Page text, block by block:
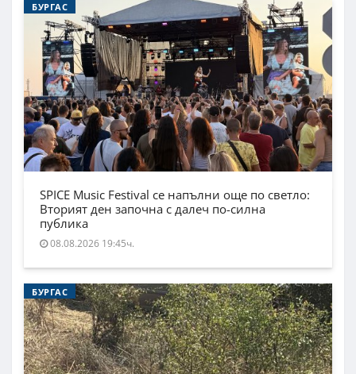
БУРГАС
SPICE Music Festival се напълни още по светло:
Вторият ден започна с далеч по-силна
публика
08.08.2026 19:45ч.
БУРГАС